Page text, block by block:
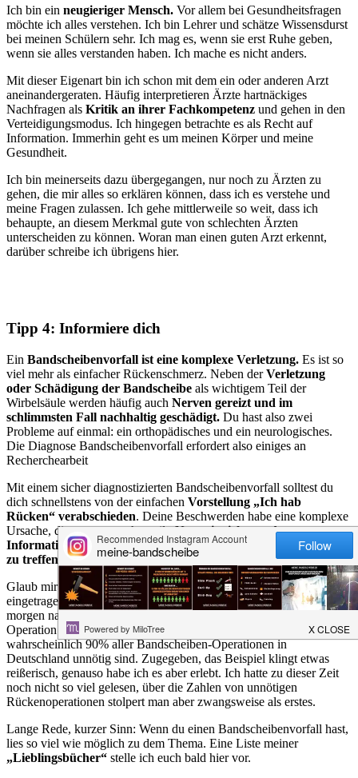
Ich bin ein neugieriger Mensch. Vor allem bei Gesundheitsfragen
möchte ich alles verstehen. Ich bin Lehrer und schätze Wissensdurst
bei meinen Schülern sehr. Ich mag es, wenn sie erst Ruhe geben,
wenn sie alles verstanden haben. Ich mache es nicht anders.
Mit dieser Eigenart bin ich schon mit dem ein oder anderen Arzt
aneinandergeraten. Häufig interpretieren Ärzte hartnäckiges
Nachfragen als Kritik an ihrer Fachkompetenz und gehen in den
Verteidigungsmodus. Ich hingegen betrachte es als Recht auf
Information. Immerhin geht es um meinen Körper und meine
Gesundheit.
Ich bin meinerseits dazu übergegangen, nur noch zu Ärzten zu
gehen, die mir alles so erklären können, dass ich es verstehe und
meine Fragen zulassen. Ich gehe mittlerweile so weit, dass ich
behaupte, an diesem Merkmal gute von schlechten Ärzten
unterscheiden zu können. Woran man einen guten Arzt erkennt,
darüber schreibe ich übrigens hier.
Tipp 4: Informiere dich
Ein Bandscheibenvorfall ist eine komplexe Verletzung. Es ist so
viel mehr als einfacher Rückenschmerz. Neben derVerletzung
oder Schädigung der Bandscheibe als wichtigem Teil der
Wirbelsäule werden häufig auch Nerven gereizt und im
schlimmsten Fall nachhaltig geschädigt. Du hast also zwei
Probleme auf einmal: ein orthopädisches und ein neurologisches.
Die Diagnose Bandscheibenvorfall erfordert also einiges an
Recherchearbeit
Mit einem sicher diagnostizierten Bandscheibenvorfall solltest du
dich schnellstens von der einfachen Vorstellung „Ich hab
Rücken“ verabschieden. Deine Beschwerden habe eine komplexe
Ursache, die es zu verstehen gilt.Nur mit vielen und guten
Informationen bist du in der Lage, auch gute Entscheidungen
zu treffen
Glaub mir: Wenn du gerade eine 8 in dein Schmerztagebuch
eingetragen hast und ein Arzt dir in Aussicht stellt, dass der Schmerz
morgen nach der OP ziemlich sicher weg sein wird, stimmst du der
Operation wahrscheinlich viel eher zu, wenn du nicht weißt, dass
wahrscheinlich 90% aller Bandscheiben-Operationen in
Deutschland unnötig sind. Zugegeben, das Beispiel klingt etwas
reißerisch, genauso habe ich es aber erlebt. Ich hatte zu dieser Zeit
noch nicht so viel gelesen, über die Zahlen von unnötigen
Rückenoperationen stolpert man aber zwangsweise als erstes.
Lange Rede, kurzer Sinn: Wenn du einen Bandscheibenvorfall hast,
lies so viel wie möglich zu dem Thema. Eine Liste meiner
„Lieblingsbücher“ stelle ich euch bald hier vor.